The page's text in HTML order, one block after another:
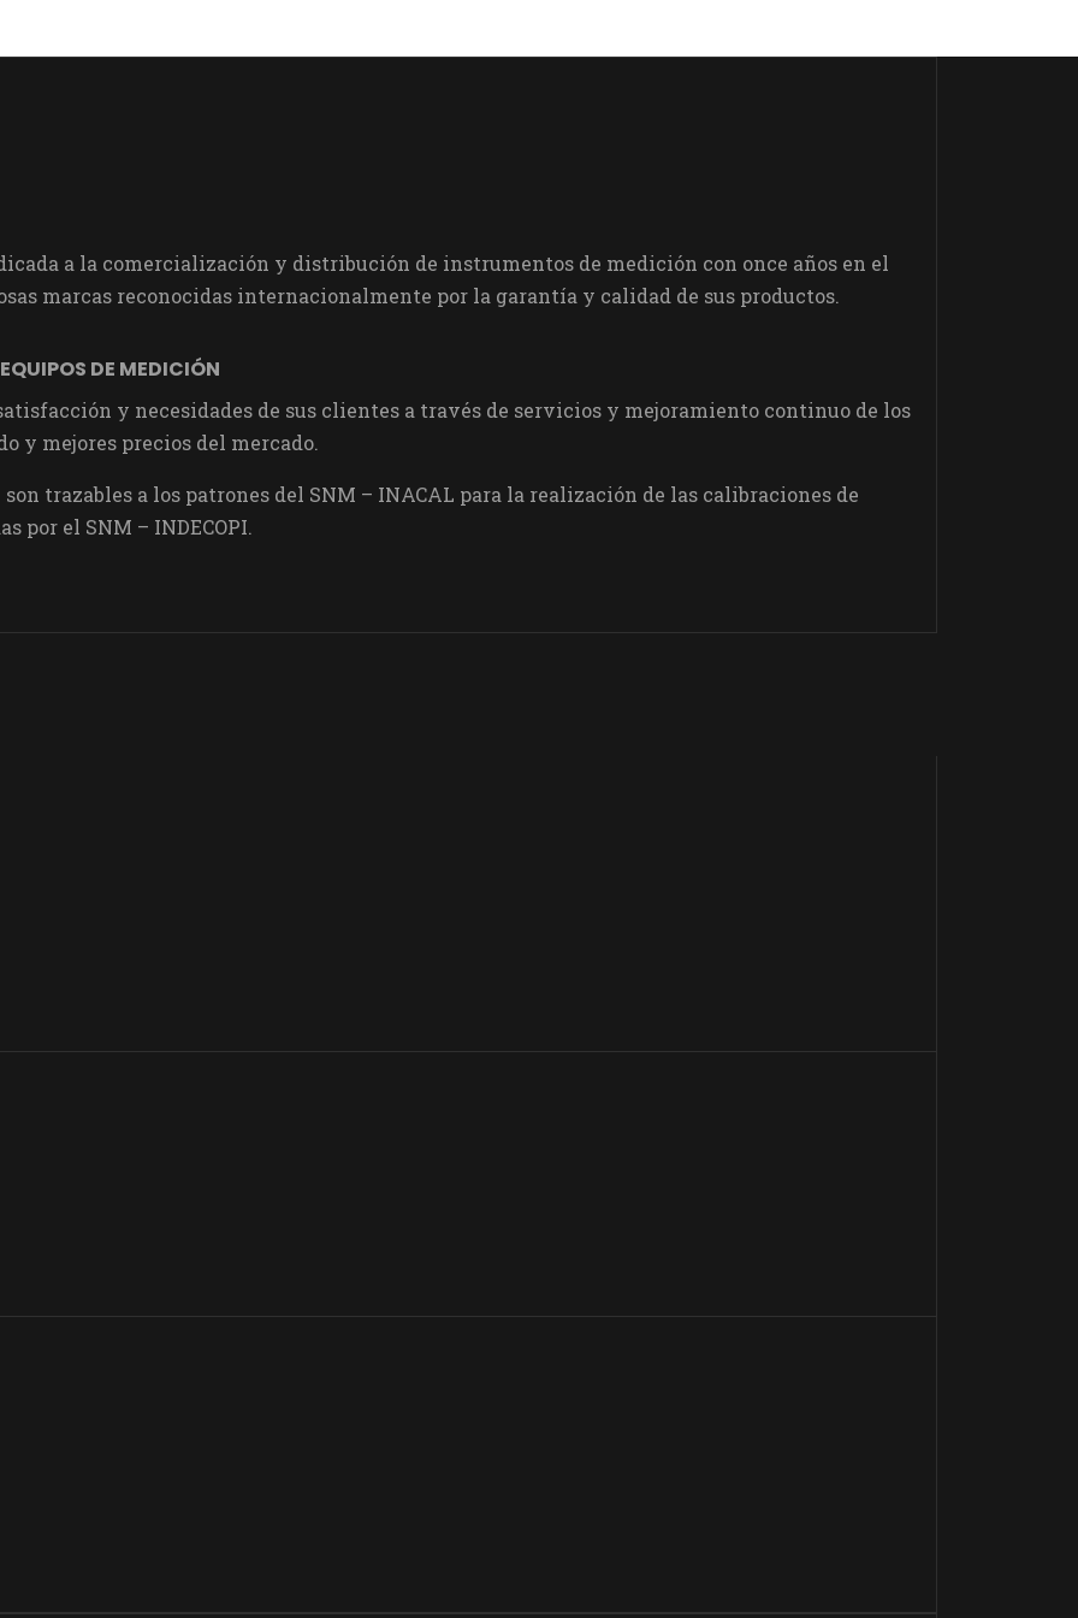
a la comercialización y distribución de instrumentos de medición con once años en el
marcas reconocidas internacionalmente por la garantía y calidad de sus productos.
DE MEDICIÓN
y necesidades de sus clientes a través de servicios y mejoramiento continuo de los
y mejores precios del mercado.
trazables a los patrones del SNM – INACAL para la realización de las calibraciones de
por el SNM – INDECOPI.